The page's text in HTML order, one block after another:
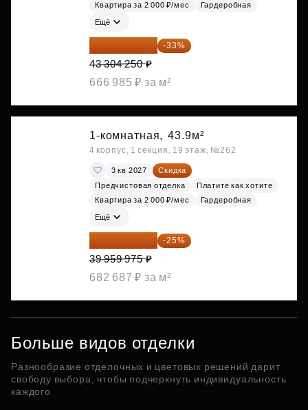
Квартира за 2 000 ₽/мес
Гардеробная
Ещё
29 013 848 ₽ -33%
43 304 250 ₽
666 985 ₽ за м²
1-комнатная, 43.9м²
4 корпус, 1 секция, 19 этаж, №262
3 кв 2027
Скидка
Предчистовая отделка
Платите как хотите
Квартира за 2 000 ₽/мес
Гардеробная
Ещё
29 969 981 ₽ -25%
39 959 975 ₽
682 687 ₽ за м²
Больше видов отделки
Разнообразие отделочных и цветовых решений дарит
свободу выбора, чтобы подчеркнуть индивидуальность
каждого